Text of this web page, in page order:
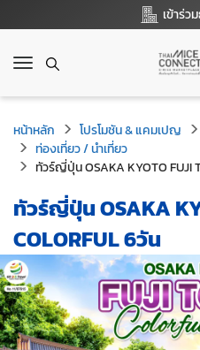
เข้าร่ว
T
g
g
l
e
n
a
v
i
g
a
t
i
o
n
หน้าหลัก โปรโมชัน & แคมเปญ
ท่องเที่ยว / นำเที่ยว
ทัวร์ญี่ปุ่น OSAKA KYOTO FUJI
ทัวร์ญี่ปุ่น OSAKA
COLORFUL 6วัน